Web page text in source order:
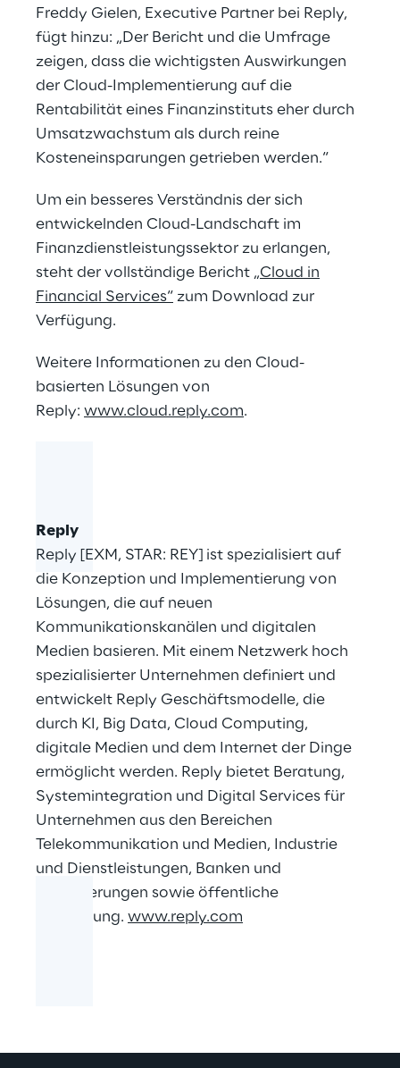
Freddy Gielen, Executive Partner bei Reply,
fügt hinzu: „Der Bericht und die Umfrage
zeigen, dass die wichtigsten Auswirkungen
der Cloud-Implementierung auf die
Rentabilität eines Finanzinstituts eher durch
Umsatzwachstum als durch reine
Kosteneinsparungen getrieben werden.“
Um ein besseres Verständnis der sich
entwickelnden Cloud-Landschaft im
Finanzdienstleistungssektor zu erlangen,
steht der vollständige Bericht „Cloud in
Financial Services“ zum Download zur
Verfügung.
Weitere Informationen zu den Cloud-
basierten Lösungen von
Reply: www.cloud.reply.com.
Reply
Reply [EXM, STAR: REY] ist spezialisiert auf
die Konzeption und Implementierung von
Lösungen, die auf neuen
Kommunikationskanälen und digitalen
Medien basieren. Mit einem Netzwerk hoch
spezialisierter Unternehmen definiert und
entwickelt Reply Geschäftsmodelle, die
durch KI, Big Data, Cloud Computing,
digitale Medien und dem Internet der Dinge
ermöglicht werden. Reply bietet Beratung,
Systemintegration und Digital Services für
Unternehmen aus den Bereichen
Telekommunikation und Medien, Industrie
und Dienstleistungen, Banken und
Versicherungen sowie öffentliche
Verwaltung. www.reply.com